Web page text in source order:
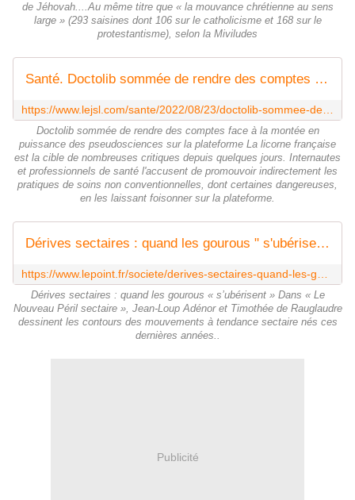
de Jéhovah....Au même titre que « la mouvance chrétienne au sens
large » (293 saisines dont 106 sur le catholicisme et 168 sur le
protestantisme), selon la Miviludes
Santé. Doctolib sommée de rendre des comptes face à la montée en puissance des pseudosciences sur la plateforme
Doctolib sommée de rendre des comptes face à la montée en
puissance des pseudosciences sur la plateforme La licorne française
est la cible de nombreuses critiques depuis quelques jours. Internautes
et professionnels de santé l'accusent de promouvoir indirectement les
pratiques de soins non conventionnelles, dont certaines dangereuses,
en les laissant foisonner sur la plateforme.
Dérives sectaires : quand les gourous " s'ubérisent "
Dérives sectaires : quand les gourous « s’ubérisent » Dans « Le
Nouveau Péril sectaire », Jean-Loup Adénor et Timothée de Rauglaudre
dessinent les contours des mouvements à tendance sectaire nés ces
dernières années..
Publicité